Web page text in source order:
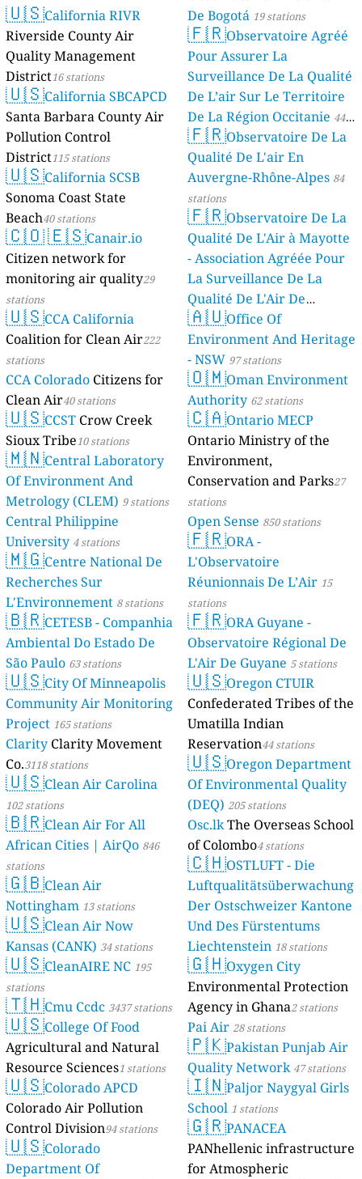
🇺🇸California RIVR
Riverside County Air
Quality Management
District16 stations
🇺🇸California SBCAPCD
Santa Barbara County Air
Pollution Control
District115 stations
🇺🇸California SCSB
Sonoma Coast State
Beach40 stations
🇨🇴🇪🇸Canair.io
Citizen network for
monitoring air quality29
stations
🇺🇸CCA California
Coalition for Clean Air222
stations
CCA Colorado Citizens for
Clean Air40 stations
🇺🇸CCST Crow Creek
Sioux Tribe10 stations
🇲🇳Central Laboratory
Of Environment And
Metrology (CLEM) 9 stations
Central Philippine
University 4 stations
🇲🇬Centre National De
Recherches Sur
L'Environnement 8 stations
🇧🇷CETESB - Companhia
Ambiental Do Estado De
São Paulo 63 stations
🇺🇸City Of Minneapolis
Community Air Monitoring
Project 165 stations
Clarity Clarity Movement
Co.3118 stations
🇺🇸Clean Air Carolina
102 stations
🇧🇷Clean Air For All
African Cities | AirQo 846
stations
🇬🇧Clean Air
Nottingham 13 stations
🇺🇸Clean Air Now
Kansas (CANK) 34 stations
🇺🇸CleanAIRE NC 195
stations
🇹🇭Cmu Ccdc 3437 stations
🇺🇸College Of Food
Agricultural and Natural
Resource Sciences1 stations
🇺🇸Colorado APCD
Colorado Air Pollution
Control Division94 stations
🇺🇸Colorado
Department Of
De Bogotá 19 stations
🇫🇷Observatoire Agréé
Pour Assurer La
Surveillance De La Qualité
De L’air Sur Le Territoire
De La Région Occitanie 44
stations
🇫🇷Observatoire De La
Qualité De L'air En
Auvergne-Rhône-Alpes 84
stations
🇫🇷Observatoire De La
Qualité De L'Air à Mayotte
- Association Agréée Pour
La Surveillance De La
Qualité De L'Air De
Mayotte 4 stations
🇦🇺Office Of
Environment And Heritage
- NSW 97 stations
🇴🇲Oman Environment
Authority 62 stations
🇨🇦Ontario MECP
Ontario Ministry of the
Environment,
Conservation and Parks27
stations
Open Sense 850 stations
🇫🇷ORA -
L'Observatoire
Réunionnais De L’Air 15
stations
🇫🇷ORA Guyane -
Observatoire Régional De
L'Air De Guyane 5 stations
🇺🇸Oregon CTUIR
Confederated Tribes of the
Umatilla Indian
Reservation44 stations
🇺🇸Oregon Department
Of Environmental Quality
(DEQ) 205 stations
Osc.lkThe Overseas School
of Colombo4 stations
🇨🇭OSTLUFT - Die
Luftqualitätsüberwachung
Der Ostschweizer Kantone
Und Des Fürstentums
Liechtenstein 18 stations
🇬🇭Oxygen City
Environmental Protection
Agency in Ghana2 stations
Pai Air 28 stations
🇵🇰Pakistan Punjab Air
Quality Network 47 stations
🇮🇳Paljor Naygyal Girls
School 1 stations
🇬🇷PANACEA
PANhellenic infrastructure
for Atmospheric